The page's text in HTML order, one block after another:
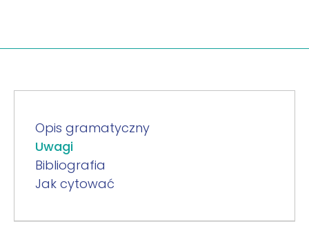
Opis gramatyczny
Uwagi
Bibliografia
Jak cytować